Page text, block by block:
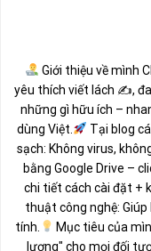
Giới thiệu về mình
yêu thích viết lách ✍,
những gì hữu ích –
dùng Việt.
Tại blog
sạch: Không virus,
bằng Google Drive –
chi tiết cách cài đặt +
thuật công nghệ:
tính.
Mục tiêu của
lượng" cho mọi đối